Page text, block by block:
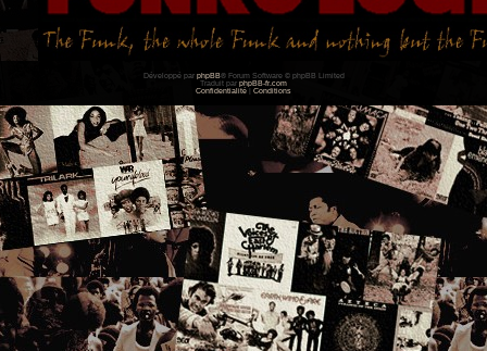
Développé par phpBB® Forum Software © phpBB Limited
Traduit par phpBB-fr.com
Confidentialité | Conditions